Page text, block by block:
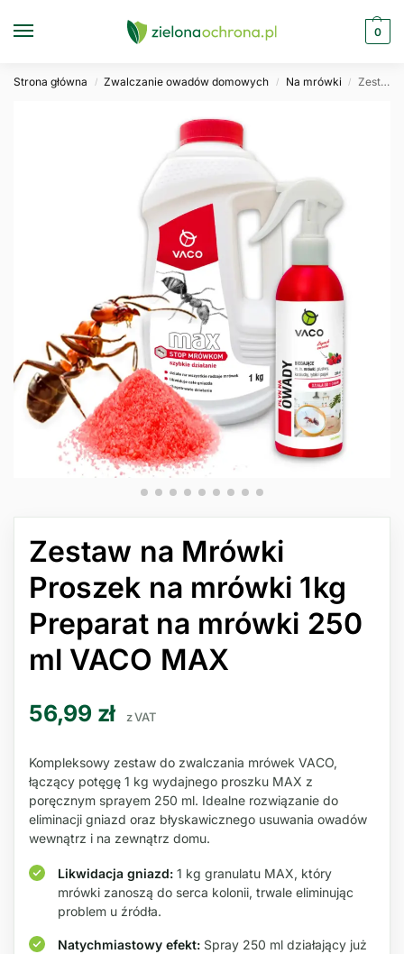
0
Strona główna / Zwalczanie owadów domowych / Na mrówki / Zestaw na Mrówki Proszek na mrówki 1kg Preparat na mrówki 250 ml VACO MAX
Zestaw na Mrówki
Proszek na mrówki 1kg
Preparat na mrówki 250
ml VACO MAX
56,99 zł z VAT
Kompleksowy zestaw do zwalczania mrówek VACO,
łączący potęgę 1 kg wydajnego proszku MAX z
poręcznym sprayem 250 ml. Idealne rozwiązanie do
eliminacji gniazd oraz błyskawicznego usuwania owadów
wewnątrz i na zewnątrz domu.
Likwidacja gniazd: 1 kg granulatu MAX, który
mrówki zanoszą do serca kolonii, trwale eliminując
problem u źródła.
Natychmiastowy efekt: Spray 250 ml działający już